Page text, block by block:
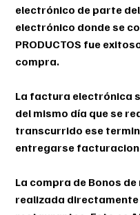
electrónico de parte
electrónico donde se
PRODUCTOS fue
compra.
La factura electrónica
del mismo día que se
transcurrido ese
entregarse facturacion
La compra de Bonos
realizada